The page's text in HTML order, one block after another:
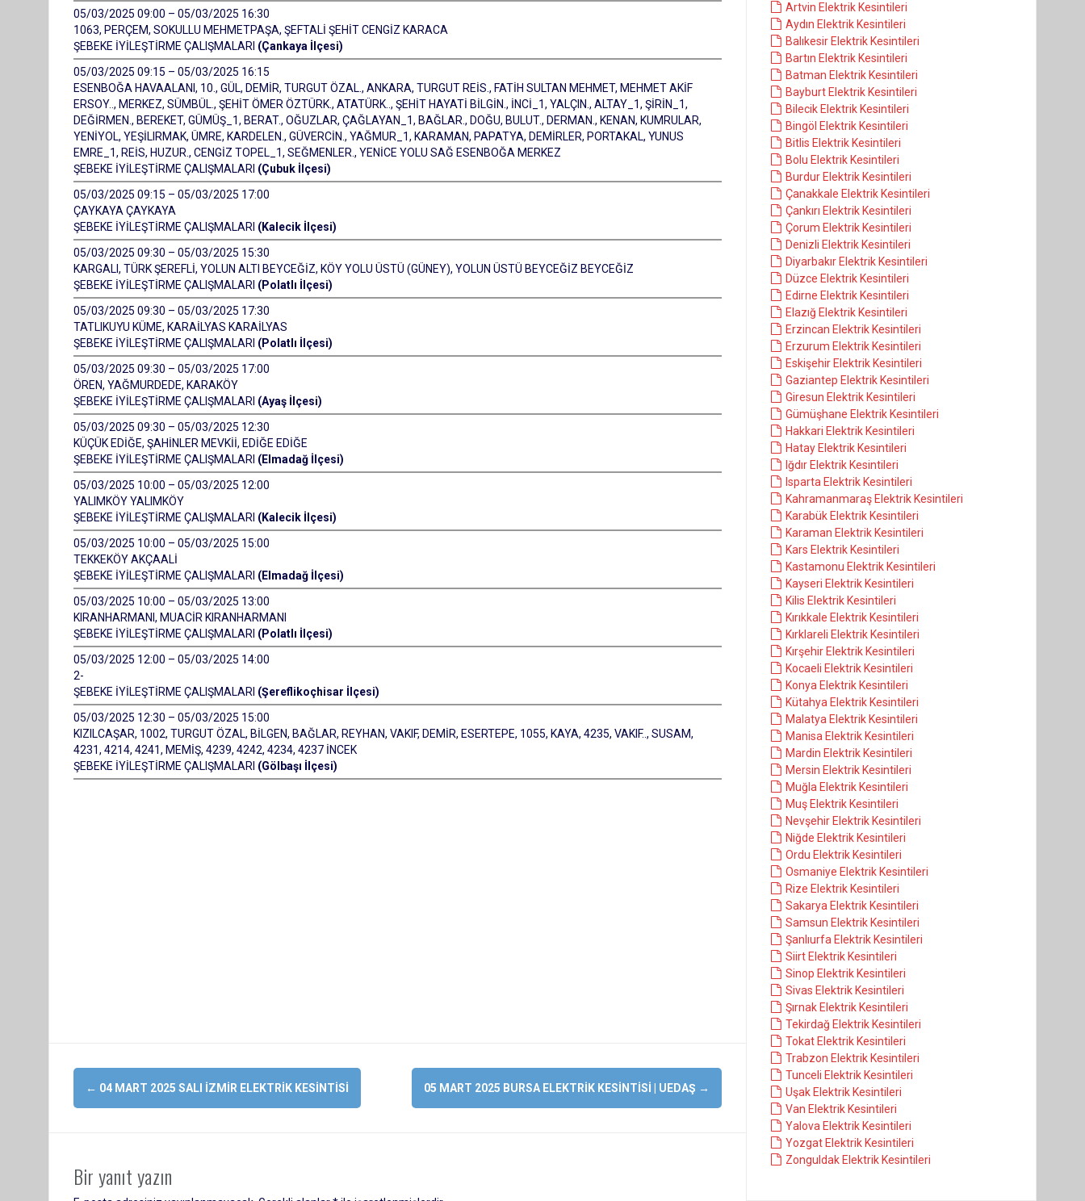
05/03/2025 09:00 – 05/03/2025 16:30
1063, PERÇEM, SOKULLU MEHMETPAŞA, ŞEFTALİ ŞEHİT CENGİZ KARACA
ŞEBEKE İYİLEŞTİRME ÇALIŞMALARI (Çankaya İlçesi)
05/03/2025 09:15 – 05/03/2025 16:15
ESENBOĞA HAVAALANI, 10., GÜL, DEMİR, TURGUT ÖZAL., ANKARA, TURGUT REİS., FATİH SULTAN MEHMET, MEHMET AKİF
ERSOY.., MERKEZ, SÜMBÜL., ŞEHİT ÖMER ÖZTÜRK., ATATÜRK.., ŞEHİT HAYATİ BİLGİN., İNCİ_1, YALÇIN., ALTAY_1, ŞİRİN_1,
DEĞİRMEN., BEREKET, GÜMÜŞ_1, BERAT., OĞUZLAR, ÇAĞLAYAN_1, BAĞLAR., DOĞU, BULUT., DERMAN., KENAN, KUMRULAR,
YENİYOL, YEŞİLIRMAK, ÜMRE, KARDELEN., GÜVERCİN., YAĞMUR_1, KARAMAN, PAPATYA, DEMİRLER, PORTAKAL, YUNUS
EMRE_1, REİS, HUZUR., CENGİZ TOPEL_1, SEĞMENLER., YENİCE YOLU SAĞ ESENBOĞA MERKEZ
ŞEBEKE İYİLEŞTİRME ÇALIŞMALARI (Çubuk İlçesi)
05/03/2025 09:15 – 05/03/2025 17:00
ÇAYKAYA ÇAYKAYA
ŞEBEKE İYİLEŞTİRME ÇALIŞMALARI (Kalecik İlçesi)
05/03/2025 09:30 – 05/03/2025 15:30
KARGALI, TÜRK ŞEREFLİ, YOLUN ALTI BEYCEĞİZ, KÖY YOLU ÜSTÜ (GÜNEY), YOLUN ÜSTÜ BEYCEĞİZ BEYCEĞİZ
ŞEBEKE İYİLEŞTİRME ÇALIŞMALARI (Polatlı İlçesi)
05/03/2025 09:30 – 05/03/2025 17:30
TATLIKUYU KÜME, KARAİLYAS KARAİLYAS
ŞEBEKE İYİLEŞTİRME ÇALIŞMALARI (Polatlı İlçesi)
05/03/2025 09:30 – 05/03/2025 17:00
ÖREN, YAĞMURDEDE, KARAKÖY
ŞEBEKE İYİLEŞTİRME ÇALIŞMALARI (Ayaş İlçesi)
05/03/2025 09:30 – 05/03/2025 12:30
KÜÇÜK EDİĞE, ŞAHİNLER MEVKİİ, EDİĞE EDİĞE
ŞEBEKE İYİLEŞTİRME ÇALIŞMALARI (Elmadağ İlçesi)
05/03/2025 10:00 – 05/03/2025 12:00
YALIMKÖY YALIMKÖY
ŞEBEKE İYİLEŞTİRME ÇALIŞMALARI (Kalecik İlçesi)
05/03/2025 10:00 – 05/03/2025 15:00
TEKKEKÖY AKÇAALİ
ŞEBEKE İYİLEŞTİRME ÇALIŞMALARI (Elmadağ İlçesi)
05/03/2025 10:00 – 05/03/2025 13:00
KIRANHARMANI, MUACİR KIRANHARMANI
ŞEBEKE İYİLEŞTİRME ÇALIŞMALARI (Polatlı İlçesi)
05/03/2025 12:00 – 05/03/2025 14:00
2-
ŞEBEKE İYİLEŞTİRME ÇALIŞMALARI (Şereflikoçhisar İlçesi)
05/03/2025 12:30 – 05/03/2025 15:00
KIZILCAŞAR, 1002, TURGUT ÖZAL, BİLGEN, BAĞLAR, REYHAN, VAKIF, DEMİR, ESERTEPE, 1055, KAYA, 4235, VAKIF.., SUSAM,
4231, 4214, 4241, MEMİŞ, 4239, 4242, 4234, 4237 İNCEK
ŞEBEKE İYİLEŞTİRME ÇALIŞMALARI (Gölbaşı İlçesi)
Yazı
dolaşımı
← 04 MART 2025 SALI İZMIR ELEKTRIK KESINTISI 05 MART 2025 BURSA ELEKTRIK KESINTISI | UEDAŞ →
Bir yanıt yazın
Artvin Elektrik Kesintileri
Aydın Elektrik Kesintileri
Balıkesir Elektrik Kesintileri
Bartın Elektrik Kesintileri
Batman Elektrik Kesintileri
Bayburt Elektrik Kesintileri
Bilecik Elektrik Kesintileri
Bingöl Elektrik Kesintileri
Bitlis Elektrik Kesintileri
Bolu Elektrik Kesintileri
Burdur Elektrik Kesintileri
Çanakkale Elektrik Kesintileri
Çankırı Elektrik Kesintileri
Çorum Elektrik Kesintileri
Denizli Elektrik Kesintileri
Diyarbakır Elektrik Kesintileri
Düzce Elektrik Kesintileri
Edirne Elektrik Kesintileri
Elazığ Elektrik Kesintileri
Erzincan Elektrik Kesintileri
Erzurum Elektrik Kesintileri
Eskişehir Elektrik Kesintileri
Gaziantep Elektrik Kesintileri
Giresun Elektrik Kesintileri
Gümüşhane Elektrik Kesintileri
Hakkari Elektrik Kesintileri
Hatay Elektrik Kesintileri
Iğdır Elektrik Kesintileri
Isparta Elektrik Kesintileri
Kahramanmaraş Elektrik Kesintileri
Karabük Elektrik Kesintileri
Karaman Elektrik Kesintileri
Kars Elektrik Kesintileri
Kastamonu Elektrik Kesintileri
Kayseri Elektrik Kesintileri
Kilis Elektrik Kesintileri
Kırıkkale Elektrik Kesintileri
Kırklareli Elektrik Kesintileri
Kırşehir Elektrik Kesintileri
Kocaeli Elektrik Kesintileri
Konya Elektrik Kesintileri
Kütahya Elektrik Kesintileri
Malatya Elektrik Kesintileri
Manisa Elektrik Kesintileri
Mardin Elektrik Kesintileri
Mersin Elektrik Kesintileri
Muğla Elektrik Kesintileri
Muş Elektrik Kesintileri
Nevşehir Elektrik Kesintileri
Niğde Elektrik Kesintileri
Ordu Elektrik Kesintileri
Osmaniye Elektrik Kesintileri
Rize Elektrik Kesintileri
Sakarya Elektrik Kesintileri
Samsun Elektrik Kesintileri
Şanlıurfa Elektrik Kesintileri
Siirt Elektrik Kesintileri
Sinop Elektrik Kesintileri
Sivas Elektrik Kesintileri
Şırnak Elektrik Kesintileri
Tekirdağ Elektrik Kesintileri
Tokat Elektrik Kesintileri
Trabzon Elektrik Kesintileri
Tunceli Elektrik Kesintileri
Uşak Elektrik Kesintileri
Van Elektrik Kesintileri
Yalova Elektrik Kesintileri
Yozgat Elektrik Kesintileri
Zonguldak Elektrik Kesintileri